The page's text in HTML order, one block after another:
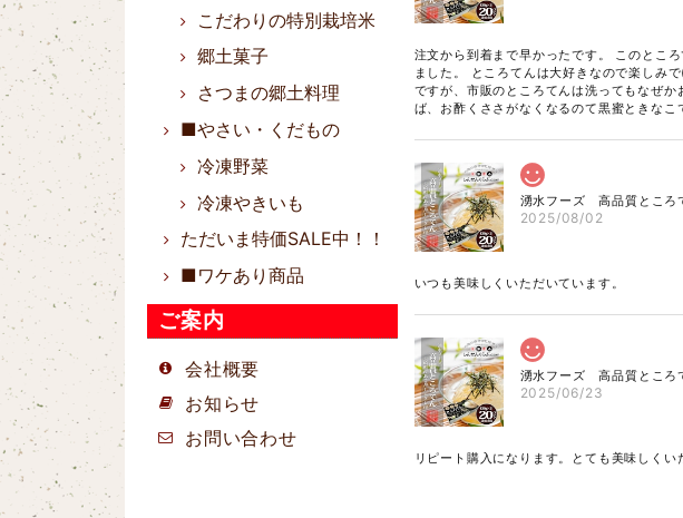
こだわりの特別栽培米
郷土菓子
さつまの郷土料理
■やさい・くだもの
冷凍野菜
冷凍やきいも
ただいま特価SALE中！！
■ワケあり商品
ご案内
会社概要
お知らせ
お問い合わせ
注文から到着まで早かったです。 このとこ
ました。 ところてんは大好きなので楽しみ
ですが、市販のところてんは洗ってもなぜ
ば、お酢くささがなくなるのて黒蜜ときなこ
湧水フーズ 高品質ところ
2025/08/02
いつも美味しくいただいています。
湧水フーズ 高品質ところ
2025/06/23
リピート購入になります。とても美味しく